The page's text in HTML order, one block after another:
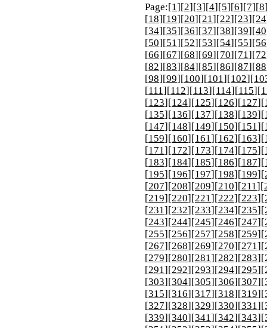
Page:[1][2][3][4][5][6][7][8
[18][19][20][21][22][23][24
[34][35][36][37][38][39][40
[50][51][52][53][54][55][56
[66][67][68][69][70][71][72
[82][83][84][85][86][87][88
[98][99][100][101][102][
[111][112][113][114][115][
[123][124][125][126][127][
[135][136][137][138][139][
[147][148][149][150][151][
[159][160][161][162][163][
[171][172][173][174][175][
[183][184][185][186][187][
[195][196][197][198][199][
[207][208][209][210][211][
[219][220][221][222][223][
[231][232][233][234][235][
[243][244][245][246][247][
[255][256][257][258][259][
[267][268][269][270][271][
[279][280][281][282][283][
[291][292][293][294][295][
[303][304][305][306][307][
[315][316][317][318][319][
[327][328][329][330][331][
[339][340][341][342][343][